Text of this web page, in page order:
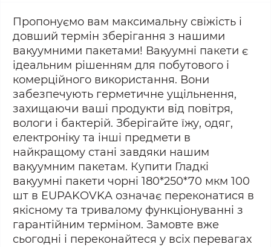
Пропонуємо вам максимальну свіжість і
довший термін зберігання з нашими
вакуумними пакетами! Вакуумні пакети є
ідеальним рішенням для побутового і
комерційного використання. Вони
забезпечують герметичне ущільнення,
захищаючи ваші продукти від повітря,
вологи і бактерій. Зберігайте їжу, одяг,
електроніку та інші предмети в
найкращому стані завдяки нашим
вакуумним пакетам. Купити Гладкі
вакуумні пакети чорні 180*250*70 мкм 100
шт в EUPAKOVKA означає переконатися в
якісному та тривалому функціонуванні з
гарантійним терміном. Замовте вже
сьогодні і переконайтеся у всіх перевагах